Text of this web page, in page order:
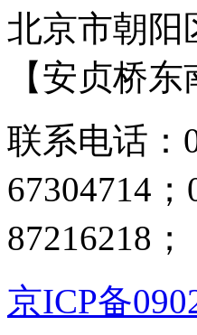
北京市朝阳
【安贞桥东
联系电话：
67304714
87216218
京ICP备